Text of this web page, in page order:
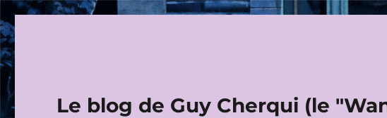
Le blog de Guy Cherqui (le